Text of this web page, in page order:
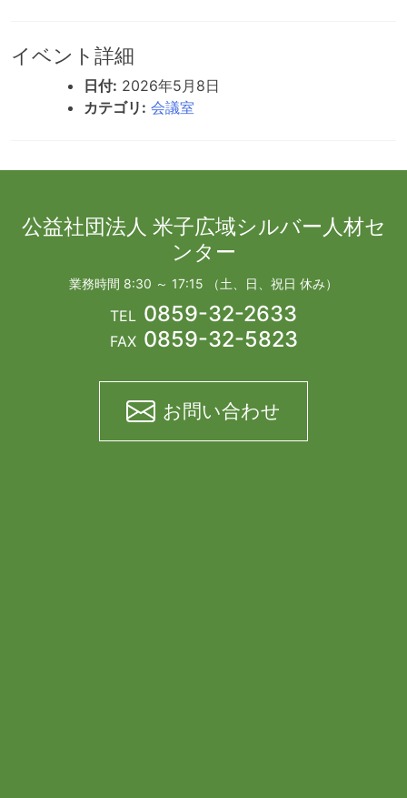
イベント詳細
日付: 2026年5月8日
カテゴリ: 会議室
公益社団法人 米子広域シルバー人材セ
ンター
業務時間 8:30 ～ 17:15 （土、日、祝日 休み）
TEL 0859-32-2633
FAX 0859-32-5823
お問い合わせ